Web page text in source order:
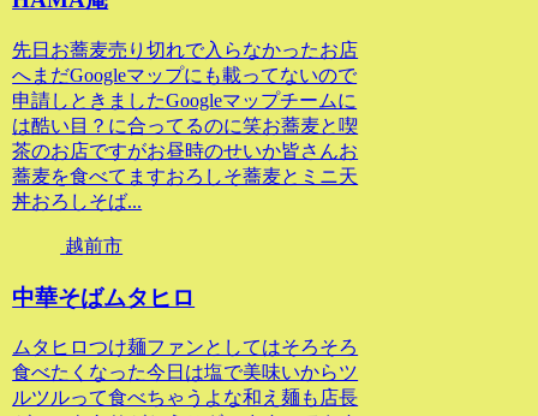
先日お蕎麦売り切れで入らなかったお店
へまだGoogleマップにも載ってないので
申請しときましたGoogleマップチームに
は酷い目？に合ってるのに笑お蕎麦と喫
茶のお店ですがお昼時のせいか皆さんお
蕎麦を食べてますおろしそ蕎麦とミニ天
丼おろしそば...
越前市
中華そばムタヒロ
ムタヒロつけ麺ファンとしてはそろそろ
食べたくなった今日は塩で美味いからツ
ルツルって食べちゃうよな和え麺も店長